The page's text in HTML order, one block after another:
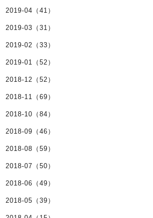
2019-04（41）
2019-03（31）
2019-02（33）
2019-01（52）
2018-12（52）
2018-11（69）
2018-10（84）
2018-09（46）
2018-08（59）
2018-07（50）
2018-06（49）
2018-05（39）